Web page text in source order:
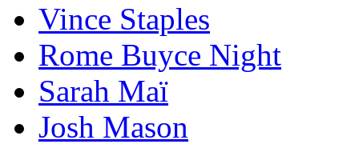
Vince Staples
Rome Buyce Night
Sarah Maï
Josh Mason